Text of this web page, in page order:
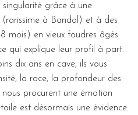
grâce à une
à Bandol) et à des
mois) en vieux foudres âgés
qui explique leur profil à part.
dix ans en cave, ils vous
la race, la profondeur des
procurent une émotion
est désormais une évidence.